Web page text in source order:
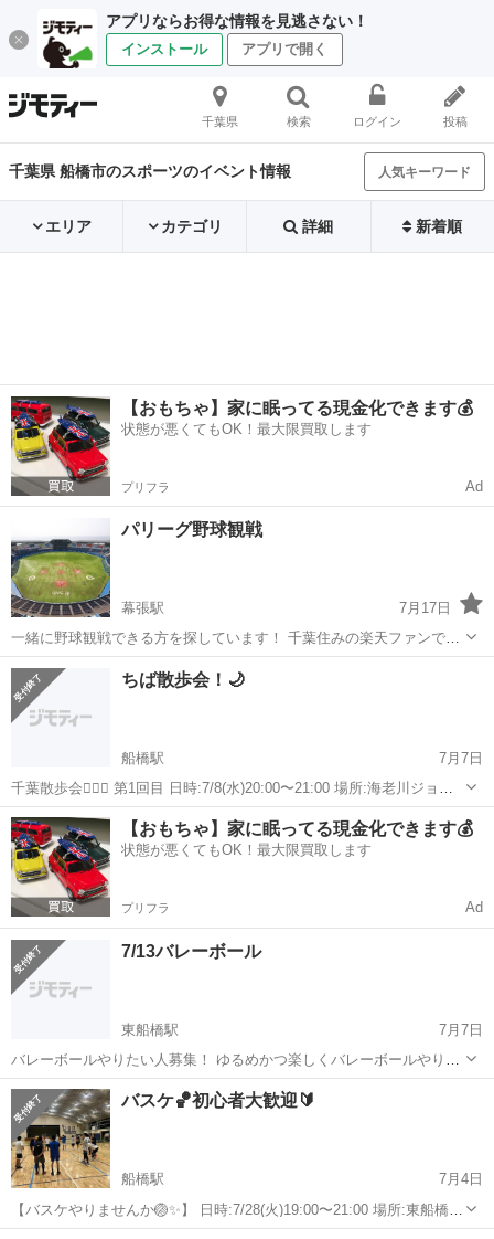
アプリならお得な情報を見逃さない！
インストール アプリで開く
千葉県 検索 ログイン 投稿
千葉県 船橋市のスポーツのイベント情報 人気キーワード
エリア カテゴリ 詳細 新着順
【おもちゃ】家に眠ってる現金化できます💰
状態が悪くてもOK！最大限買取します
プリフラ Ad
パリーグ野球観戦
幕張駅
7月17日
一緒に野球観戦できる方を探しています！ 千葉住みの楽天ファンです
が、野球も好きですのでどこの試合でもマリンに行きたいと思ってい
ます！ ざっくばらんに食べて飲みながら楽しみましょう！
千葉 幕張駅 スポーツ
ちば散歩会！🌙
船橋駅
7月7日
千葉散歩会🚶‍♀️✨ 第1回目 日時:7/8(水)20:00〜21:00 場所:海老川ジョギ
ングロード(船橋駅) 参加費:無料 お散歩したい方、 運動不足を解消し
たい方、 お話したい方、 楽しくお散歩するがメインです！😚 ...
千葉 船橋市 船橋駅 スポーツ ジョギング
【おもちゃ】家に眠ってる現金化できます💰
状態が悪くてもOK！最大限買取します
プリフラ Ad
7/13バレーボール
東船橋駅
7月7日
バレーボールやりたい人募集！ ゆるめかつ楽しくバレーボールやりた
い人どうぞ💁‍♂️ 7/13(月)19:00〜20:45頃 場所：東船橋の体育館(東船橋駅
千葉 船橋市 東船橋駅 スポーツ 体育館
バスケ🏀初心者大歓迎🔰
船橋駅
7月4日
【バスケやりませんか🏐✨】 日時:7/28(火)19:00〜21:00 場所:東船橋の
体育館(最寄駅は東船橋駅) 経験者、未経験者の方大歓迎です🏐 20〜30